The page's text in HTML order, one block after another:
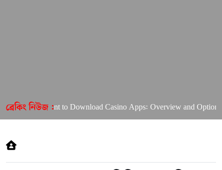
ব্রেকিং নিউজ :
I Want to Download Casino Apps: Overview and Options